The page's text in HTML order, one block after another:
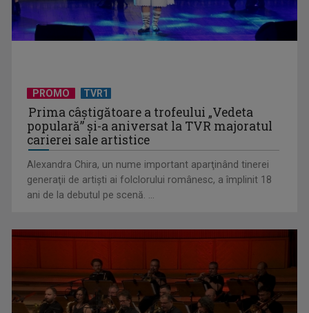
UNTOLD ONE, la Cluj-Napoca | VIDEO
Horaţiu Mălăele ...
PROMO TVR1
Prima câştigătoare a trofeului „Vedeta
populară” şi-a aniversat la TVR majoratul
carierei sale artistice
Alexandra Chira, un nume important aparţinând tinerei
generaţii de artişti ai folclorului românesc, a împlinit 18
ani de la debutul pe scenă. ...